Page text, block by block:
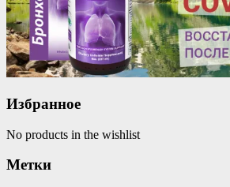
Избранное
No products in the wishlist
Метки